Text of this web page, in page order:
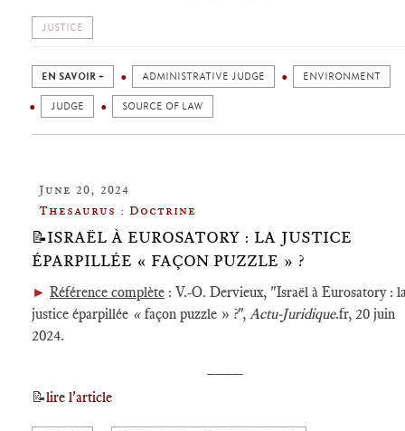
JUSTICE
EN SAVOIR + ADMINISTRATIVE JUDGE ENVIRONMENT
JUDGE SOURCE OF LAW
June 20, 2024
Thesaurus : Doctrine
📝ISRAËL À EUROSATORY : LA JUSTICE
ÉPARPILLÉE « FAÇON PUZZLE » ?
► Référence complète : V.-O. Dervieux, "Israël à Eurosatory :
justice éparpillée « façon puzzle » ?", Actu-Juridique.fr, 20 juin
2024.
📝lire l'article